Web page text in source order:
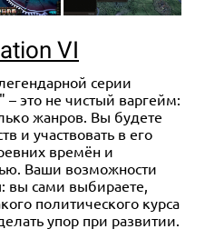
VI
серии
это не чистый варгейм:
жанров. Вы будете
и участвовать в его
времён и
Ваши возможности
вы сами выбираете,
политического курса
упор при развитии.